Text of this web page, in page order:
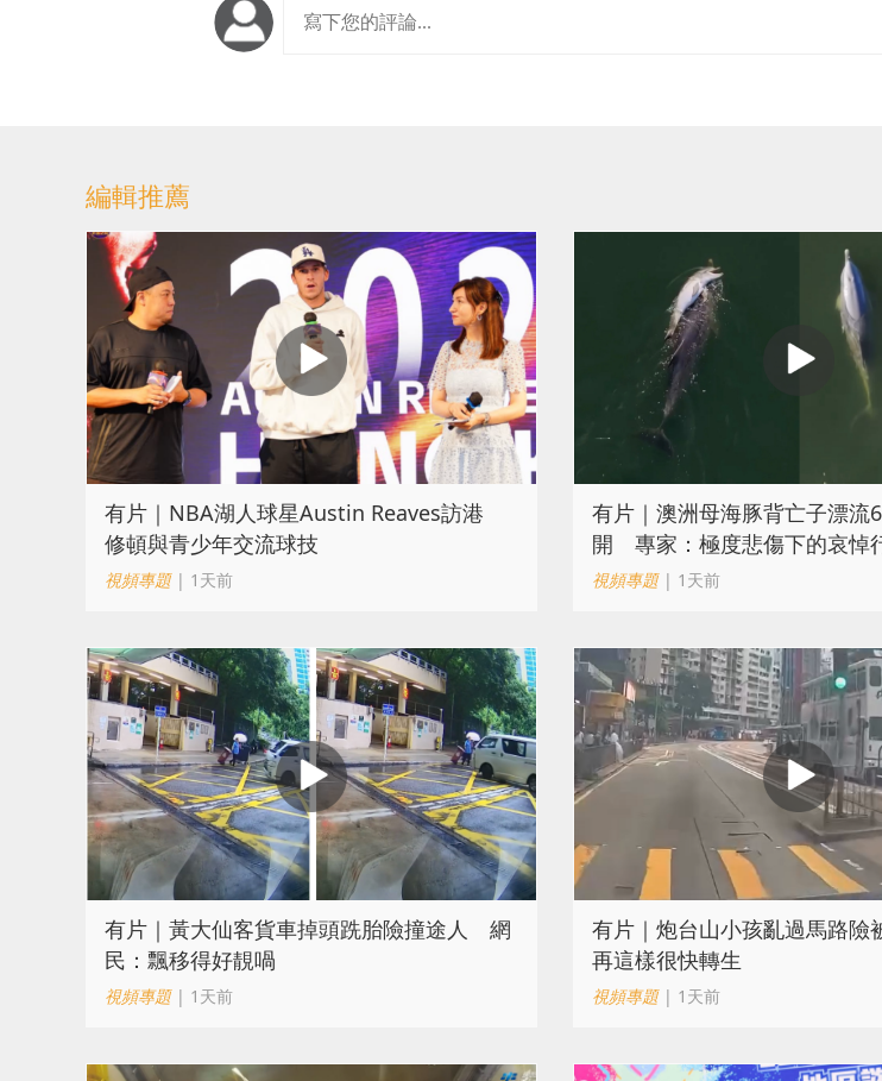
編輯推薦
有片｜NBA湖人球星Austin Reaves訪港
修頓與青少年交流球技
視頻專題| 1天前
有片｜澳洲母海豚背亡子漂流
開 專家：極度悲傷下的哀悼
視頻專題| 1天前
有片｜黃大仙客貨車掉頭跣胎險撞途人 網
民：飄移得好靚喎
視頻專題| 1天前
有片｜炮台山小孩亂過馬路險
再這樣很快轉生
視頻專題| 1天前